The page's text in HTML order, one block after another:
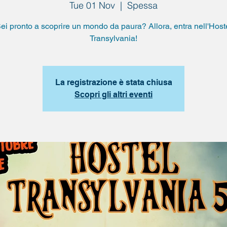
Tue 01 Nov
  |
Spessa
pronto a scoprire un mondo da paura? Allora, entra
Transylvania!
La registrazione è stata chiusa
Scopri gli altri eventi